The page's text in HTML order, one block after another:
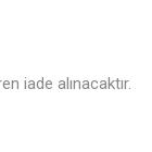
iade alınacaktır.